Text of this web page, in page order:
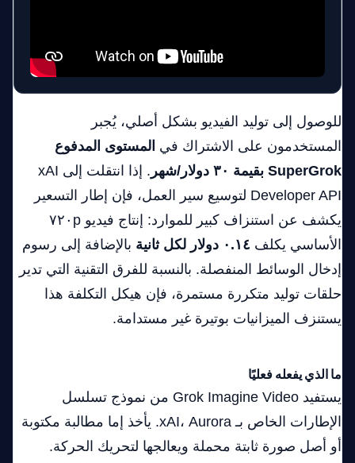
للوصول إلى توليد الفيديو بشكل أصلي، يُجبر
المستخدمون على الاشتراك في المستوى المدفوع
SuperGrok بقيمة ٣٠ دولار/شهر
. إذا انتقلت إلى xAI
Developer API لتوسيع سير العمل، فإن إطار التسعير
يكشف عن استنزاف كبير للموارد: إنتاج فيديو ٧٢٠p
الأساسي يكلف ٠.١٤ دولار لكل ثانية
بالإضافة إلى رسوم
إدخال الوسائط المنفصلة. بالنسبة للفرق التقنية التي تدير
حلقات توليد متكررة مستمرة، فإن هيكل التكلفة هذا
يستنزف الميزانيات بوتيرة غير مستدامة.
ما الذي يفعله فعليًا
يستفيد Grok Imagine Video من نموذج تسلسل
الإطارات الخاص بـ xAI، Aurora. يأخذ إما مطالبة مكتوبة
أو أصل صورة ثابتة محملة ويعالجها لتحريك الحركة.